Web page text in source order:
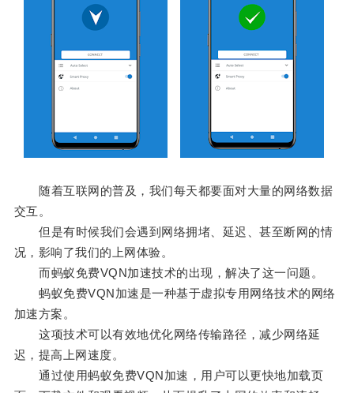
随着互联网的普及，我们每天都要面对大量的网络数据
交互。
但是有时候我们会遇到网络拥堵、延迟、甚至断网的情
况，影响了我们的上网体验。
而蚂蚁免费VQN加速技术的出现，解决了这一问题。
蚂蚁免费VQN加速是一种基于虚拟专用网络技术的网络
加速方案。
这项技术可以有效地优化网络传输路径，减少网络延
迟，提高上网速度。
通过使用蚂蚁免费VQN加速，用户可以更快地加载页